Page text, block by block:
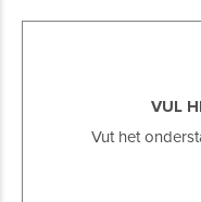
VUL
Vut het